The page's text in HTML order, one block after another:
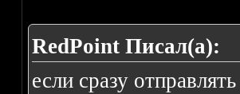
RedPoint Писал(а):
если сразу